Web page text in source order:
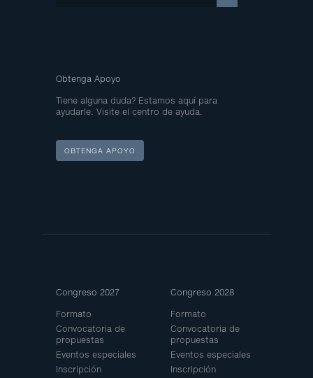
Obtenga Apoyo
Tiene alguna duda? Estamos aquí para
ayudarle. Visite el centro de ayuda.
OBTENGA APOYO
Map
Congreso 2027
Formato
Convocatoria de
propuestas
Eventos especiales
Inscripción
Congreso 2028
Formato
Convocatoria de
propuestas
Eventos especiales
Inscripción